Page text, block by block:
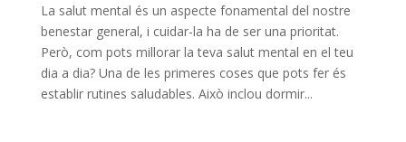
La salut mental és un aspecte fonamental del nostre
benestar general, i cuidar-la ha de ser una prioritat.
Però, com pots millorar la teva salut mental en el teu
dia a dia? Una de les primeres coses que pots fer és
establir rutines saludables. Això inclou dormir...